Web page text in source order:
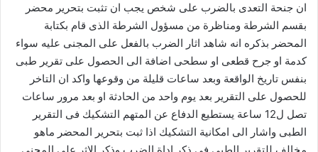
ان جنحة التعدى بالضرب على شخص يجب ان تثبت بتحرير محضر
بقسم الشرطة ومناظرة من مسؤول الشرطة الذى قام بكتابة
المحضر بذكره انه شاهد اثار الضرب بالفعل على المجنى عليه سواء
كدمة او جرح قطعى او سطحى اضافة الى الحصول على تقرير طبى
بنفس تاريخ الواقعة وبعد ساعات قليلة من وقوعها واكد ان التاخر
للحصول على التقرير بعد يوم واحد من الحادثة او بعد مرور ساعات
تصل ل12 ساعة يستطيع الدفاع عن المتهم التشكيك فى التقرير
الطبى واشار الى امكانية التشكيك اذا ثبت بتحرير المحضر ماهو